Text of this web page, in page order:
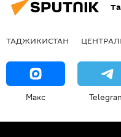
ТАДЖИКИСТАН
Макс